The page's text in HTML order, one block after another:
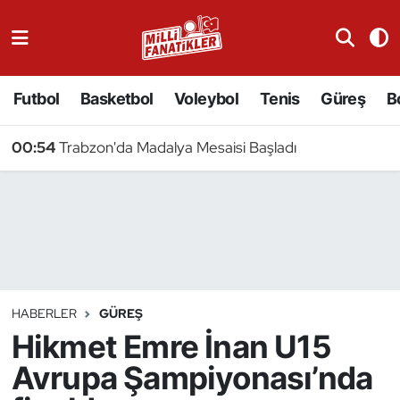
Futbol Basketbol Voleybol Tenis Güreş
00:54Trabzon'da Madalya Mesaisi Başladı
HABERLER GÜREŞ
Hikmet Emre İnan U15
Avrupa Şampiyonası’nda
Badminton
Binicilik
Bisiklet